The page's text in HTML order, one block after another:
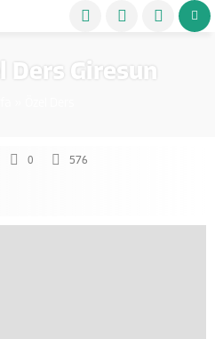
Ders Giresun
0 576